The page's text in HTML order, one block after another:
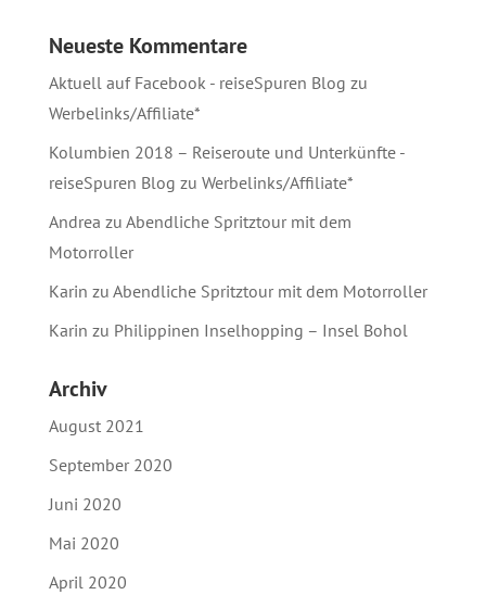
Neueste Kommentare
Aktuell auf Facebook - reiseSpuren Blog zu
Werbelinks/Affiliate*
Kolumbien 2018 – Reiseroute und Unterkünfte -
reiseSpuren Blog zu Werbelinks/Affiliate*
Andrea zu Abendliche Spritztour mit dem
Motorroller
Karin zu Abendliche Spritztour mit dem Motorroller
Karin zu Philippinen Inselhopping – Insel Bohol
Archiv
August 2021
September 2020
Juni 2020
Mai 2020
April 2020